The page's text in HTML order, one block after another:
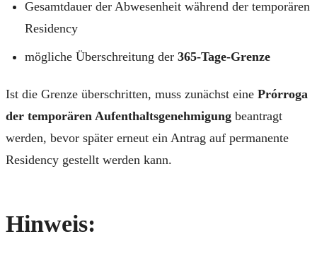
Gesamtdauer der Abwesenheit während der temporären
Residency
mögliche Überschreitung der 365-Tage-Grenze
Ist die Grenze überschritten, muss zunächst eine Prórroga
der temporären Aufenthaltsgenehmigung beantragt
werden, bevor später erneut ein Antrag auf permanente
Residency gestellt werden kann.
Hinweis: